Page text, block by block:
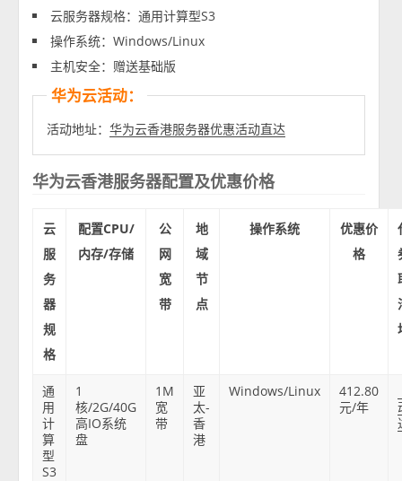
云服务器规格：通用计算型S3
操作系统：Windows/Linux
主机安全：赠送基础版
华为云活动：
活动地址：华为云香港服务器优惠活动直达
华为云香港服务器配置及优惠价格
云
服
务
器
规
格
配置CPU/
内存/存储
公
网
宽
带
地
域
节
点
操作系统
优惠价
格
通
用
计
算
型
S3
1
核/2G/40G
高IO系统
盘
1M
宽
带
亚
太-
香
港
Windows/Linux
412.80
元/年